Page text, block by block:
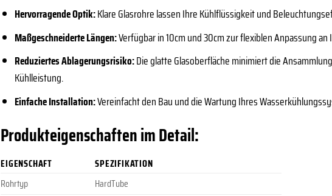
Hervorragende Optik:Klare Glasrohre lassen Ihre Kühlflüssigkeit und
Maßgeschneiderte Längen:Verfügbar in 10cm und 30cm zur flexiblen Anpassung
Reduziertes Ablagerungsrisiko:Die glatte Glasoberfläche minimiert die
Kühlleistung.
Einfache Installation:Vereinfacht den Bau und die Wartung Ihres
Produkteigenschaften im Detail:
EIGENSCHAFT
SPEZIFIKATION
Rohrtyp
HardTube